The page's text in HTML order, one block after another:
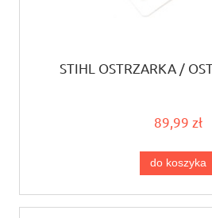
STIHL OSTRZARKA /
89,99 zł
do koszyka